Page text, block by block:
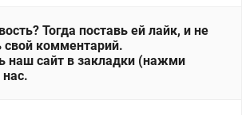
Тогда поставь ей лайк, и не
свой комментарий.
наш сайт в закладки (нажми
нас.